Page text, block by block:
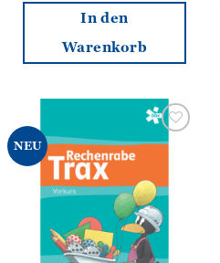
In den
Warenkorb
NEU
Zur
Wunschliste